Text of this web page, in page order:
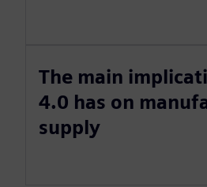
The main
4.0 has on
supply